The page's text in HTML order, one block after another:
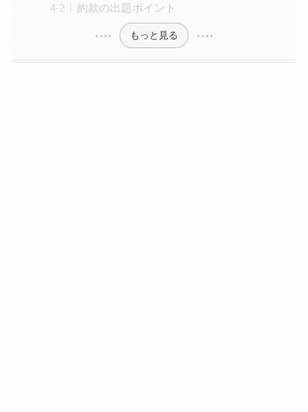
約款の出題ポイント
もっと見る